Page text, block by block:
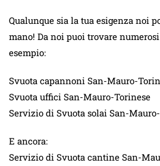
Qualunque sia la tua esigenza noi
mano! Da noi puoi trovare
esempio:
Svuota capannoni San-Mauro-
Svuota uffici San-Mauro-Torinese
Servizio di Svuota solai San-
E ancora:
Servizio di Svuota cantine San-